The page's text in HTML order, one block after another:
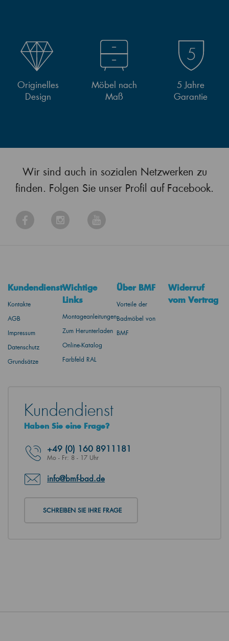
Originelles
Design
Möbel nach
Maß
5 Jahre
Garantie
Wir sind auch in sozialen Netzwerken zu
finden. Folgen Sie unser Profil auf Facebook.
Kundendienst
Kontakte
AGB
Impressum
Datenschutz
Grundsätze
Wichtige
Links
Montageanleitungen
Zum Herunterladen
Online-Katalog
Farbfeld RAL
Über BMF
Vorteile der
Badmöbel von
BMF
Widerruf
vom Vertrag
Kundendienst
Haben Sie eine Frage?
+49 (0) 160 8911181
Mo - Fr: 8 - 17 Uhr
info@bmf-bad.de
SCHREIBEN SIE IHRE FRAGE